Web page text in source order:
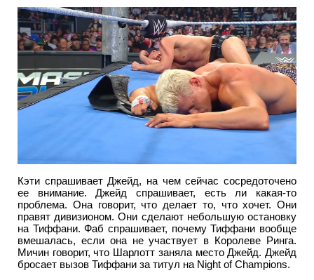
Кэти спрашивает Джейд, на чем сейчас сосредоточено
ее внимание. Джейд спрашивает, есть ли какая-то
проблема. Она говорит, что делает то, что хочет. Они
правят дивизионом. Они сделают небольшую остановку
на Тиффани. Фаб спрашивает, почему Тиффани вообще
вмешалась, если она не участвует в Королеве Ринга.
Мичин говорит, что Шарлотт заняла место Джейд. Джейд
бросает вызов Тиффани за титул на Night of Champions.